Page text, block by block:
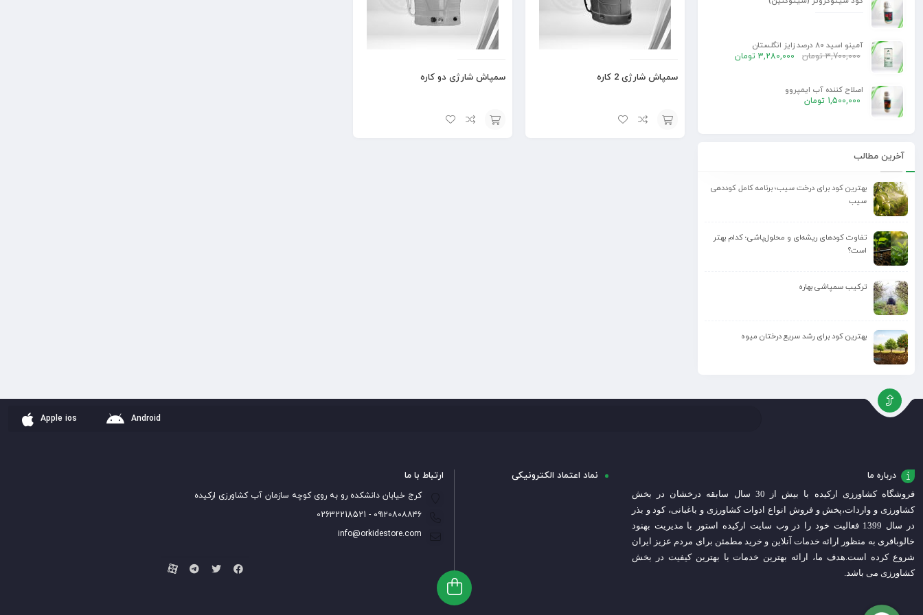
سمپاش شارژی 2 کاره سمپاش شارژی دو کاره
آمینو اسید 80 درصد زایز انگلستان
3,700,000 تومان 3,280,000 تومان
اصلاح کننده آب ایمپروو
1,500,000 تومان
آخرین مطالب
بهترین کود برای درخت سیب؛ برنامه کامل کوددهی
سیب
تفاوت کودهای ریشه‌ای و محلول‌پاشی؛ کدام بهتر
است؟
ترکیب سمپاشی بهاره
بهترین کود برای رشد سریع درختان میوه
Apple ios Android
درباره ما
فروشگاه کشاورزی ارکیده با بیش از 30 سال سابقه درخشان در بخش
کشاورزی و واردات،پخش و فروش انواع ادوات کشاورزی و باغبانی، کود و بذر
در سال 1399 فعالیت خود را در وب سایت ارکیده استور با مدیریت بهنود
خالوباقری به منظور ارائه خدمات آنلاین و خرید مطمئن برای مردم عزیز ایران
شروع کرده است. هدف ما، ارائه بهترین خدمات با بهترین کیفیت در بخش
کشاورزی می باشد.
نماد اعتماد الکترونیکی ارتباط با ما
کرج خیابان دانشکده رو به روی کوچه سازمان آب کشاورزی ارکیده
۰۹۱۲۰۸۰۸۸۴۶ - 02632218521
info@orkidestore.com